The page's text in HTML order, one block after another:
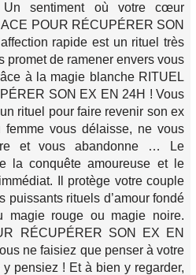
sentiment où votre cœur
POUR RÉCUPÉRER SON
rapide est un rituel très
promet de ramener envers vous
à la magie blanche RITUEL
SON EX EN 24H ! Vous
rituel pour faire revenir son ex
vous délaisse, ne vous
et vous abandonne … Le
la conquête amoureuse et le
Il protège votre couple
puissants rituels d’amour fondé
magie rouge ou magie noire.
RÉCUPÉRER SON EX EN
ne faisiez que penser à votre
pensiez ! Et à bien y regarder,